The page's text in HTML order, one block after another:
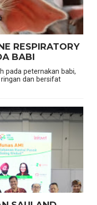
RESPIRATORY
BABI
pada peternakan babi,
dan bersifat